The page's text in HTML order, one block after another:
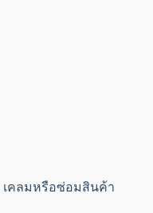
เคลมหรือซ่อมสินค้า